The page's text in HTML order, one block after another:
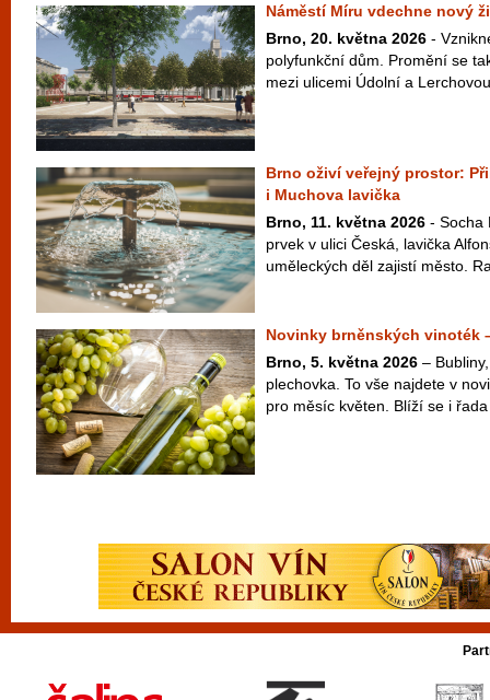
Náměstí Míru vdechne nový
Brno, 20. května 2026 -
polyfunkční dům. Promění se
mezi ulicemi Údolní a
Brno oživí veřejný prostor:
i Muchova lavička
Brno, 11. května 2026 - Socha
prvek v ulici Česká, lavička
uměleckých děl zajistí město.
Novinky brněnských vinoték
Brno, 5. května 2026 –
plechovka. To vše najdete v
pro měsíc květen. Blíží se i